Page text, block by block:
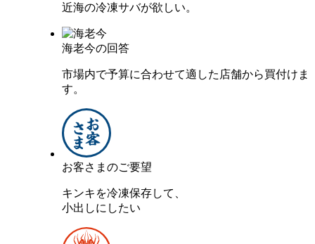
近海の冷凍サバが欲しい。
海老今の回答
市場内で予算に合わせて適した店舗から買付けま
す。
お客さまのご要望
キンキを冷凍保存して、
小出しにしたい